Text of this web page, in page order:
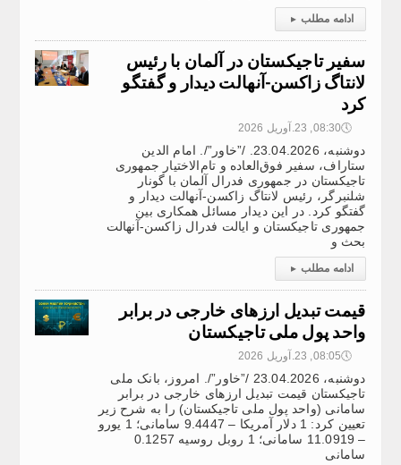
ادامه مطلب ▸
سفیر تاجیکستان در آلمان با رئیس
لانتاگ زاکسن-آنهالت دیدار و گفتگو
کرد
🕔08:30, 23.آوریل 2026
دوشنبه، 23.04.2026. /”خاور”/. امام الدین
ستاراف، سفیر فوق‌العاده و تام‌الاختیار جمهوری
تاجیکستان در جمهوری فدرال آلمان با گونار
شلنبرگر، رئیس لانتاگ زاکسن-آنهالت دیدار و
گفتگو کرد. در این دیدار مسائل همکاری بین
جمهوری تاجیکستان و ایالت فدرال زاکسن-آنهالت
بحث و
ادامه مطلب ▸
قیمت تبدیل ارزهای خارجی در برابر
واحد پول ملی تاجیکستان
🕔08:05, 23.آوریل 2026
دوشنبه، 23.04.2026 /”خاور”/. امروز، بانک ملی
تاجیکستان قیمت تبدیل ارزهای خارجی در برابر
سامانی (واحد پول ملی تاجیکستان) را به شرح زیر
تعیین کرد: 1 دلار آمریکا – 9.4447 سامانی؛ 1 یورو
– 11.0919 سامانی؛ 1 روبل روسیه 0.1257
سامانی